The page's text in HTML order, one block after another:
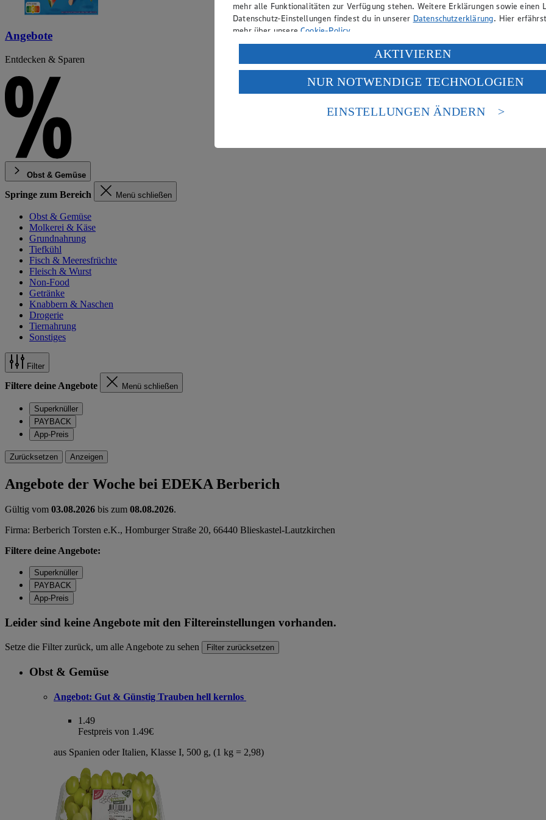
Angebote
Entdecken & Sparen
Obst & Gemüse
Springe zum Bereich Menü schließen
Obst & Gemüse
Molkerei & Käse
Grundnahrung
Tiefkühl
Fisch & Meeresfrüchte
Fleisch & Wurst
Non-Food
Getränke
Knabbern & Naschen
Drogerie
Tiernahrung
Sonstiges
Filter
Filtere deine Angebote Menü schließen
Superknüller
PAYBACK
App-Preis
Zurücksetzen Anzeigen
Angebote der Woche bei EDEKA Berberich
Gültig vom 03.08.2026 bis zum 08.08.2026.
Firma: Berberich Torsten e.K., Homburger Straße 20, 66440 Blieskastel-Lautzkirchen
Filtere deine Angebote:
Superknüller
PAYBACK
App-Preis
Leider sind keine Angebote mit den Filtereinstellungen vorhanden.
Setze die Filter zurück, um alle Angebote zu sehen Filter zurücksetzen
Obst & Gemüse
Angebot: Gut & Günstig Trauben hell kernlos
1.49
Festpreis von 1.49€
aus Spanien oder Italien, Klasse I, 500 g, (1 kg = 2,98)
mehr alle Funktionalitäten zur Verfügung stehen. Weitere Erklärungen sowie einen
Datenschutz-Einstellungen findest du in unserer Datenschutzerklärung. Hier
mehr über unsereCookie-Policy.
Verarbeitung deiner personenbezogenen Daten in den USA durch Facebook und
Wenn du auf „Aktivieren“ klickst, willigst du im Sinne des Art. 49 Abs. 1 Satz 1 lit.
ein, dass deine Daten in den USA verarbeitet werden. Der EuGH sieht die USA als
einem nach europäischen Standards nicht angemessenen Datenschutzniveau an. Es
Risiko eines Zugriffs durch US-amerikanische Behörden.
AKTIVIEREN
NUR NOTWENDIGE TECHNOLOGIEN
EINSTELLUNGEN ÄNDERN